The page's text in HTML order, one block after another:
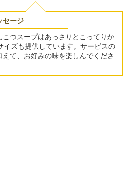
セージ
こつスープはあっさりとこってりか
イズも提供しています。サービスの
えて、お好みの味を楽しんでくださ